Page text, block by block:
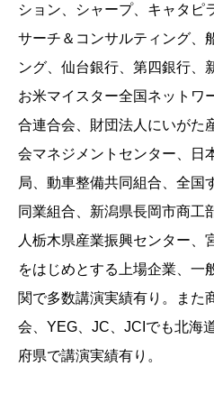
ション、シャープ、キャタピ
サーチ＆コンサルティング、
ング、仙台銀行、第四銀行、
お米マイスター全国ネットワ
合連合会、財団法人にいがた
会マネジメントセンター、日
局、動車整備共同組合、全国
同業組合、新潟県長岡市商工
人栃木県産業振興センター、
をはじめとする上場企業、一
関で多数講演実績有り。また
会、YEG、JC、JCIでも北海
府県で講演実績有り。